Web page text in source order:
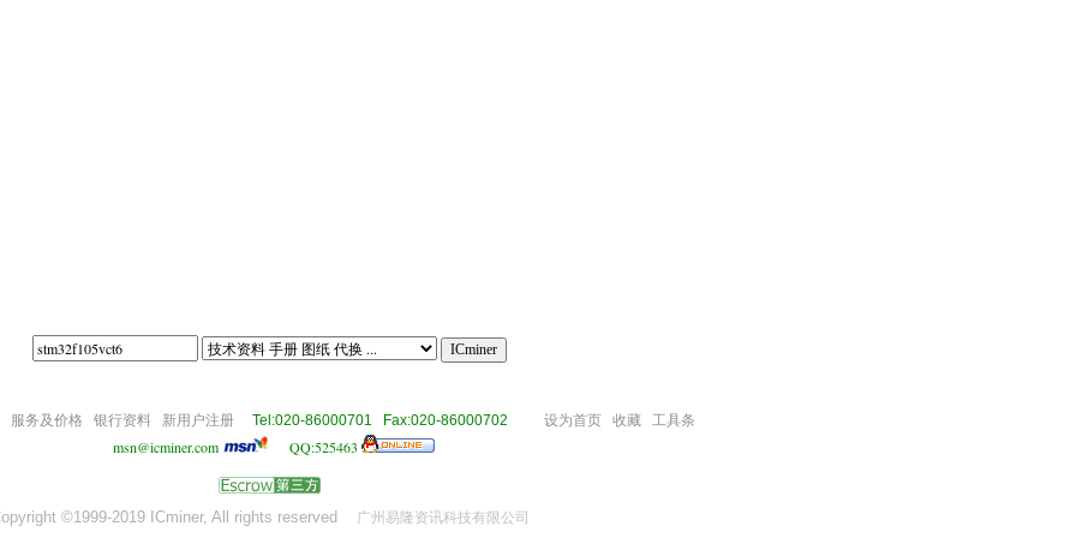
服务及价格 银行资料 新用户注册 Tel:020-86000701 Fax:020-86000702 设为首页 收藏 工具条
msn@icminer.com QQ:525463
©1999-2019 ICminer, All rights reserved 广州易隆资讯科技有限公司